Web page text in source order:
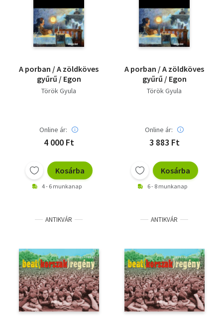
A porban / A zöldköves
gyűrű / Egon
Török Gyula
Online ár:
4 000 Ft
Kosárba
4 - 6 munkanap
A porban / A zöldköves
gyűrű / Egon
Török Gyula
Online ár:
3 883 Ft
Kosárba
6 - 8 munkanap
ANTIKVÁR ANTIKVÁR